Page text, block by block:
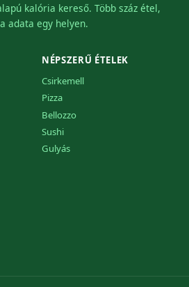
kalória kereső. Több száz étel,
adata egy helyen.
NÉPSZERŰ ÉTELEK
Csirkemell
Pizza
Bellozzo
Sushi
Gulyás